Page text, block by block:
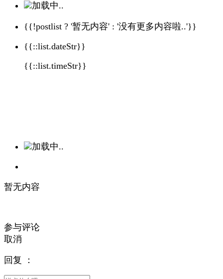
加载中..
{{!postlist ? '暂无内容' : '没有更多内容啦..'}}
{{::list.dateStr}}
{{::list.timeStr}}
加载中..
暂无内容
参与评论
取消
回复 ：